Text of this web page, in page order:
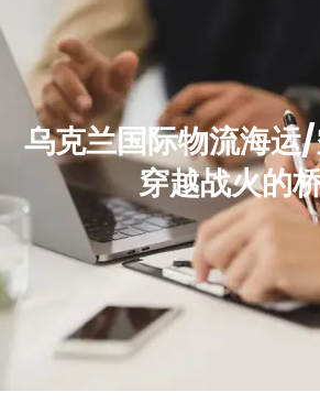
乌克兰国际物流海运/
穿越战火的